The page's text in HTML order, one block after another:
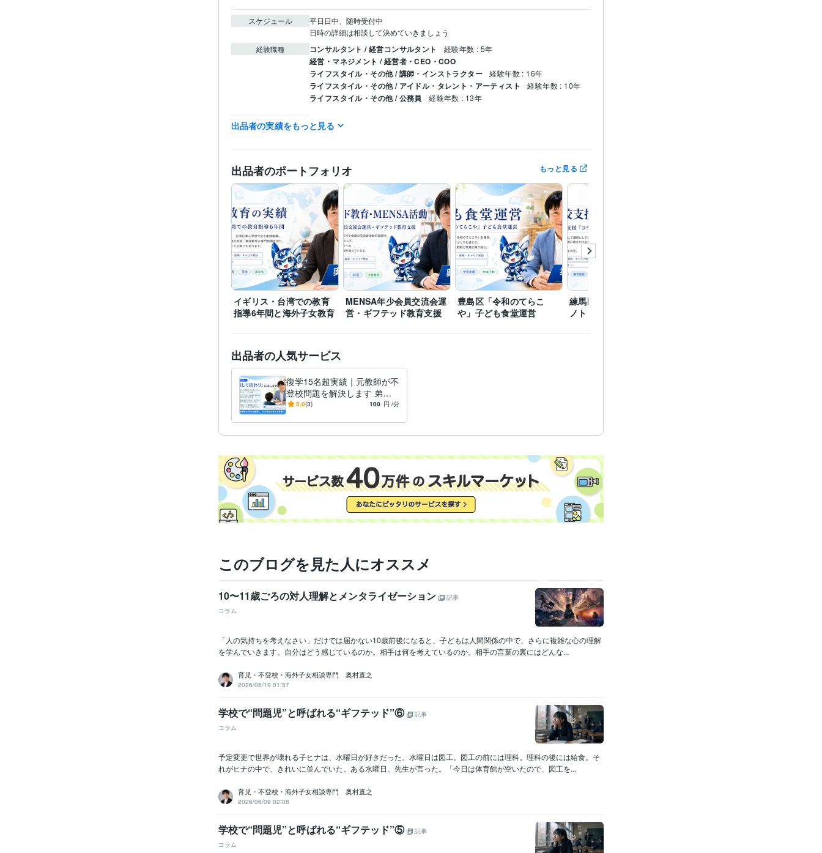
スケジュール
平日日中、随時受付中
日時の詳細は相談して決めていきましょう
経験職種 コンサルタント / 経営コンサルタント 経験年数 : 5年
経営・マネジメント / 経営者・CEO・COO
ライフスタイル・その他 / 講師・インストラクター
経験年数 : 16年
ライフスタイル・その他 / アイドル・タレント・アーティスト 経験年数 : 10年
ライフスタイル・その他 / 公務員 経験年数 : 13年
職歴 NEXUS Group
資格・検定 実用英語技能検定準1級
得意分野 学習指導・資格・キャリア相談 不登校支援・発達障害・海外子女・学習指導
教育・子育て
語学力 英語 ビジネスレベル
中国語
日常会話レベル
出品者の実績をもっと見る
出品者のポートフォリオ もっと見る
イギリス・台湾での教育
指導6年間と海外子女教育
MENSA年少会員交流会運
営・ギフテッド教育支援
豊島区「令和のてらこ
や」子ども食堂運営
練馬区不登校支援「コウ
ノトリ」講師活動
出品者の人気サービス
復学15名超実績｜元教師が不
登校問題を解決します 弟が
元不登校！不登校対応経験者
5.0(3) 100 円 /分
このブログを見た人にオススメ
10〜11歳ごろの対人理解とメンタライゼーション
記事
コラム
「人の気持ちを考えなさい」だけでは届かない10歳前後になると、子どもは人間関係の中で、さらに複雑な心の理解
を学んでいきます。自分はどう感じているのか。相手は何を考えているのか。相手の言葉の裏にはどんな...
育児・不登校・海外子女相談専門 奥村直之
2026/06/19 01:57
学校で“問題児”と呼ばれる“ギフテッド”⑥
記事
コラム
予定変更で世界が壊れる子ヒナは、水曜日が好きだった。水曜日は図工。図工の前には理科。理科の後には給食。そ
れがヒナの中で、きれいに並んでいた。ある水曜日、先生が言った。「今日は体育館が空いたので、図工を...
育児・不登校・海外子女相談専門 奥村直之
2026/06/09 02:08
学校で“問題児”と呼ばれる“ギフテッド”⑤
記事
コラム